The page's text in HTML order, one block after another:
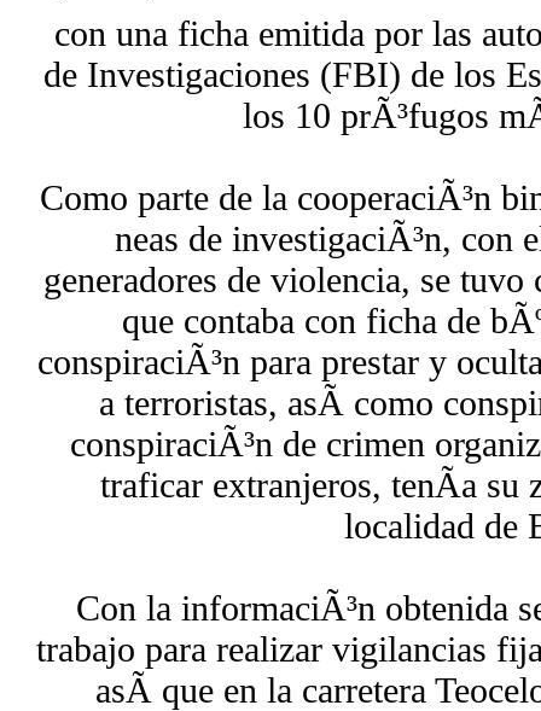
con una ficha emitida por las
de Investigaciones (FBI) de los
los 10 prÃ³fugos
Como parte de la cooperaciÃ³n
neas de investigaciÃ³n, con
generadores de violencia, se
que contaba con ficha de
conspiraciÃ³n para prestar y
a terroristas, asÃ­ como
conspiraciÃ³n de crimen
traficar extranjeros, tenÃ­a su
localidad de
Con la informaciÃ³n obtenida
trabajo para realizar vigilancias
asÃ­ que en la carretera